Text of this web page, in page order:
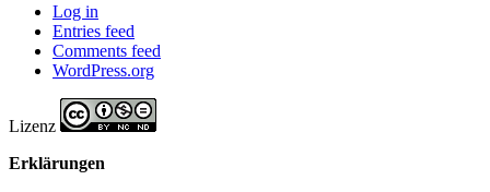
Log in
Entries feed
Comments feed
WordPress.org
Lizenz
Erklärungen